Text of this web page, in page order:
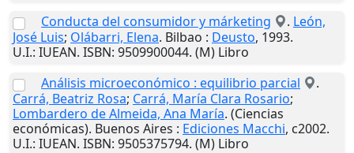
Conducta del consumidor y márketing
. León,
José Luis; Olábarri, Elena. Bilbao : Deusto, 1993.
U.I.: IUEAN. ISBN: 9509900044. (M) Libro
Análisis microeconómico : equilibrio parcial
.
Carrá, Beatriz Rosa; Carrá, María Clara Rosario;
Lombardero de Almeida, Ana María. (Ciencias
económicas). Buenos Aires : Ediciones Macchi, c2002.
U.I.: IUEAN. ISBN: 9505375794. (M) Libro